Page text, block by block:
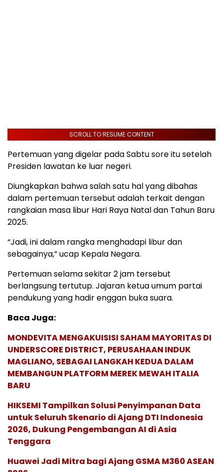
SCROLL TO RESUME CONTENT
Pertemuan yang digelar pada Sabtu sore itu setelah
Presiden lawatan ke luar negeri.
Diungkapkan bahwa salah satu hal yang dibahas
dalam pertemuan tersebut adalah terkait dengan
rangkaian masa libur Hari Raya Natal dan Tahun Baru
2025.
“Jadi, ini dalam rangka menghadapi libur dan
sebagainya,” ucap Kepala Negara.
Pertemuan selama sekitar 2 jam tersebut
berlangsung tertutup. Jajaran ketua umum partai
pendukung yang hadir enggan buka suara.
Baca Juga:
MONDEVITA MENGAKUISISI SAHAM MAYORITAS DI
UNDERSCORE DISTRICT, PERUSAHAAN INDUK
MAGLIANO, SEBAGAI LANGKAH KEDUA DALAM
MEMBANGUN PLATFORM MEREK MEWAH ITALIA
BARU
HIKSEMI Tampilkan Solusi Penyimpanan Data
untuk Seluruh Skenario di Ajang DTI Indonesia
2026, Dukung Pengembangan AI di Asia
Tenggara
Huawei Jadi Mitra bagi Ajang GSMA M360 ASEAN